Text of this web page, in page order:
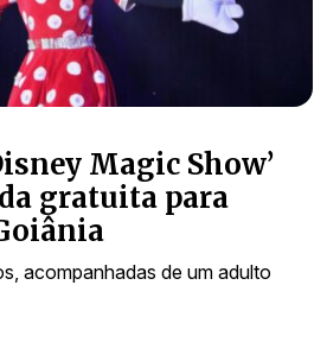
Magic Show’
gratuita para
acompanhadas de um adulto